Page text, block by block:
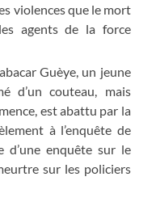
violences que le mort
agents de la force
Guèye, un jeune
d’un couteau, mais
est abattu par la
à l’enquête de
d’une enquête sur le
sur les policiers